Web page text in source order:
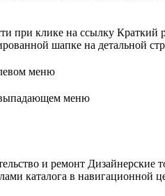
при клике на ссылку Краткий
шапке на детальной
меню
выпадающем меню
и ремонт Дизайнерские
каталога в навигационной